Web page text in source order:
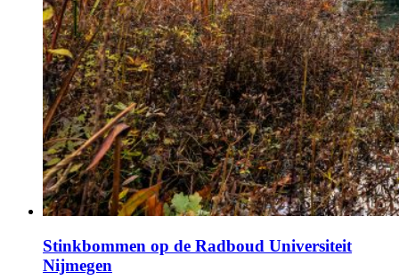
Stinkbommen op de Radboud Universiteit
Nijmegen